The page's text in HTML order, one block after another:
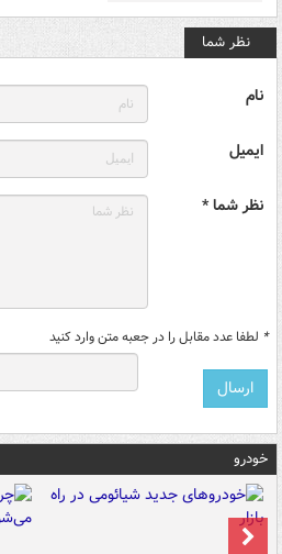
نظر شما
نام
ایمیل
نظر شما *
* لطفا عدد مقابل را در جعبه متن وارد کنید
خودرو